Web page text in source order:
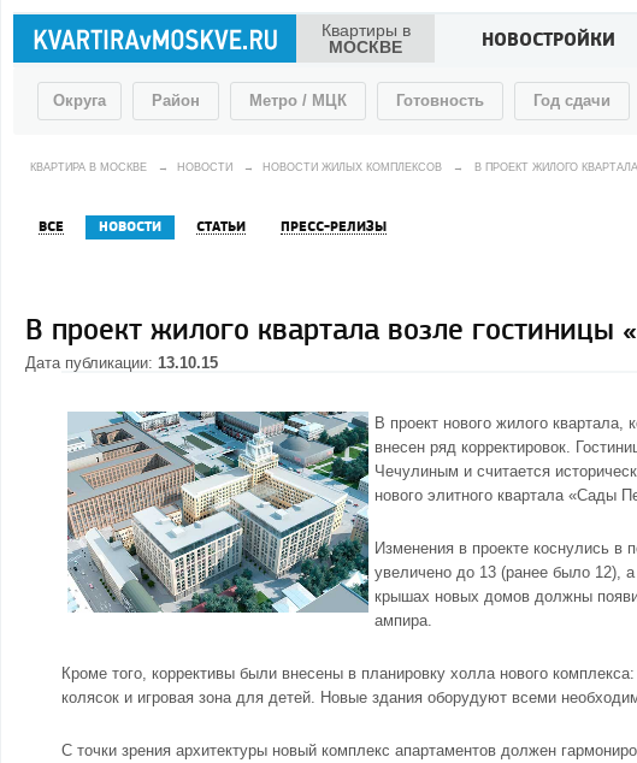
Квартиры в
МОСКВЕ
НОВОСТРОЙКИ
Округа Район Метро / МЦК Готовность Год сдачи
КВАРТИРА В МОСКВЕ → НОВОСТИ → НОВОСТИ ЖИЛЫХ КОМПЛЕКСОВ → В ПРОЕКТ ЖИЛОГО
ВСЕ НОВОСТИ СТАТЬИ ПРЕСС-РЕЛИЗЫ
В проект жилого квартала возле гостиницы
Дата публикации: 13.10.15
В проект нового жилого
внесен ряд корректировок.
Чечулиным и считается
нового элитного квартала «Сады
Изменения в проекте коснулись
увеличено до 13 (ранее было 12),
крышах новых домов должны
ампира.
Кроме того, коррективы были внесены в планировку холла нового
колясок и игровая зона для детей. Новые здания оборудуют всеми
С точки зрения архитектуры новый комплекс апартаментов должен